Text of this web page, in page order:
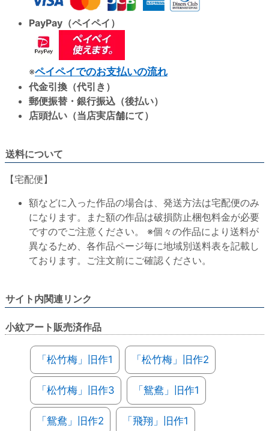
PayPay（ペイペイ）
※ペイペイでのお支払いの流れ
代金引換（代引き）
郵便振替・銀行振込（後払い）
店頭払い（当店実店舗にて）
送料について
【宅配便】
額などに入った作品の場合は、発送方法は宅配便のみ
になります。また額の作品は破損防止梱包料金が必要
ですのでご注意ください。 ※個々の作品により送料が
異なるため、各作品ページ毎に地域別送料表を記載し
ております。ご注文前にご確認ください。
サイト内関連リンク
小紋アート販売済作品
「松竹梅」旧作1 「松竹梅」旧作2
「松竹梅」旧作3 「鴛鴦」旧作1
「鴛鴦」旧作2 「飛翔」旧作1